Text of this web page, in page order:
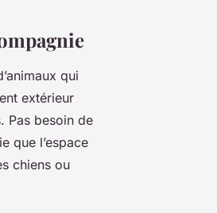
qui
extérieur
Pas besoin de
que l’espace
chiens ou